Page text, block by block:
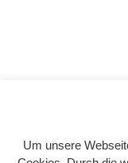
Um unsere